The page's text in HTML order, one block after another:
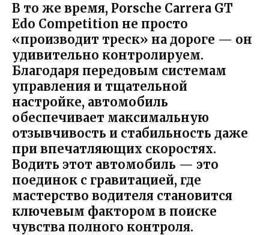
В то же время, Porsche Carrera GT
Edo Competition не просто
«производит треск» на дороге — он
удивительно контролируем.
Благодаря передовым системам
управления и тщательной
настройке, автомобиль
обеспечивает максимальную
отзывчивость и стабильность даже
при впечатляющих скоростях.
Водить этот автомобиль — это
поединок с гравитацией, где
мастерство водителя становится
ключевым фактором в поиске
чувства полного контроля.